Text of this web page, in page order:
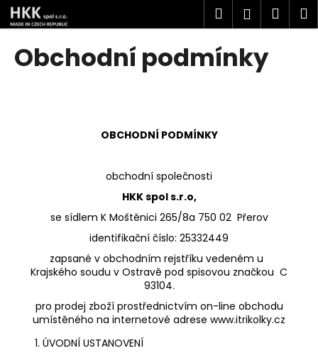
Přejít
na
obsah
Hledat
Obchodní podmínky
OBCHODNÍ PODMÍNKY
obchodní společnosti
HKK spol s.r.o,
se sídlem K Moštěnici 265/8a 750 02 Přerov
identifikační číslo: 25332449
zapsané v obchodním rejstříku vedeném u
Krajského soudu v Ostravě pod spisovou značkou C
93104.
pro prodej zboží prostřednictvím on-line obchodu
umístěného na internetové adrese www.itrikolky.cz
ÚVODNÍ USTANOVENÍ
o